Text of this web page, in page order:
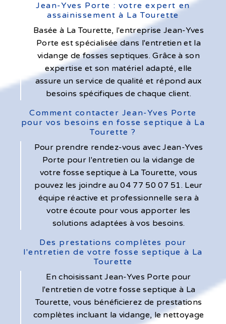
Jean-Yves Porte : votre expert en
assainissement à La Tourette
Basée à La Tourette, l'entreprise Jean-Yves
Porte est spécialisée dans l'entretien et la
vidange de fosses septiques. Grâce à son
expertise et son matériel adapté, elle
assure un service de qualité et répond aux
besoins spécifiques de chaque client.
Comment contacter Jean-Yves Porte
pour vos besoins en fosse septique à La
Tourette ?
Pour prendre rendez-vous avec Jean-Yves
Porte pour l'entretien ou la vidange de
votre fosse septique à La Tourette, vous
pouvez les joindre au 04 77 50 07 51. Leur
équipe réactive et professionnelle sera à
votre écoute pour vous apporter les
solutions adaptées à vos besoins.
Des prestations complètes pour
l'entretien de votre fosse septique à La
Tourette
En choisissant Jean-Yves Porte pour
l'entretien de votre fosse septique à La
Tourette, vous bénéficierez de prestations
complètes incluant la vidange, le nettoyage